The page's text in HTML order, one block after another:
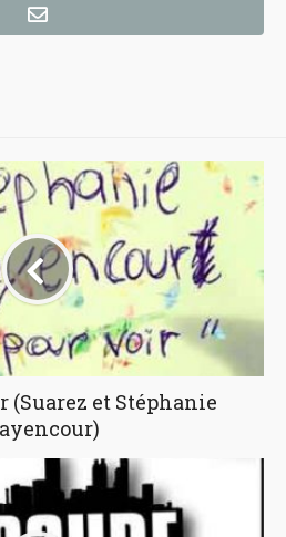
(Suarez et Stéphanie